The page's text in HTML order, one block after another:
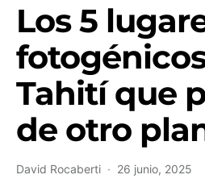
Los 5
Tahití que
de otro
David Rocaberti 26 junio, 2025